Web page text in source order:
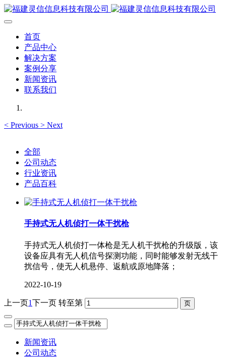
首页
产品中心
解决方案
案例分享
新闻资讯
联系我们
< Previous > Next
全部
公司动态
行业资讯
产品百科
手持式无人机侦打一体干扰枪
手持式无人机侦打一体枪是无人机干扰枪的升级版，该
设备应具有无人机信号探测功能，同时能够发射无线干
扰信号，使无人机悬停、返航或原地降落；
2022-10-19
上一页1下一页 转至第
新闻资讯
公司动态